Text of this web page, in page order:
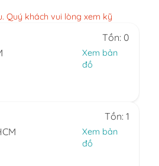
Quý khách vui lòng xem kỹ
Tồn: 0
Xem bản
đồ
Tồn: 1
Xem bản
đồ